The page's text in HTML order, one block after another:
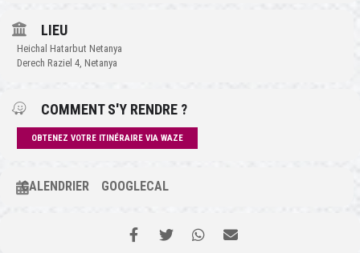
LIEU
Heichal Hatarbut Netanya
Derech Raziel 4, Netanya
COMMENT S'Y RENDRE ?
OBTENEZ VOTRE ITINÉRAIRE VIA WAZE
CALENDRIER GOOGLECAL